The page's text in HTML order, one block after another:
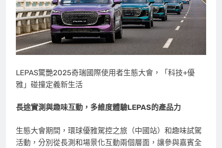
LEPAS驚艷2025奇瑞國際使用者生態大會，「科技+優
雅」碰撞定義新生活
長途實測與趣味互動，多維度體驗LEPAS的產品力
生態大會期間，環球優雅駕控之旅（中國站）和趣味試駕
活動，分別從長測和場景化互動兩個層面，讓參與嘉賓全